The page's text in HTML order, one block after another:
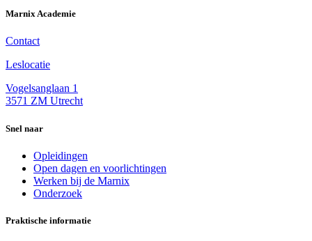
Marnix Academie
Contact
Leslocatie
Vogelsanglaan 1
3571 ZM Utrecht
Snel naar
Opleidingen
Open dagen en voorlichtingen
Werken bij de Marnix
Onderzoek
Praktische informatie